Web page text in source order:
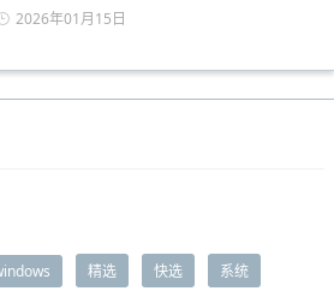
2026年01月15日
精选 快选 系统